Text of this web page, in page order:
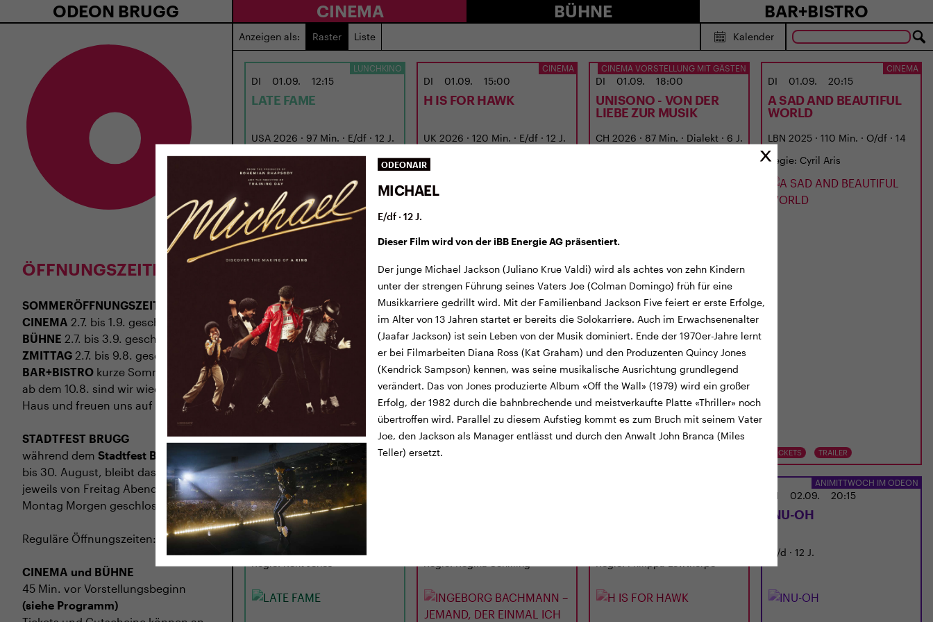
ODEON BRUGG CINEMA BÜHNE BAR+BISTRO
ÖFFNUNGSZEITEN
SOMMERÖFFNUNGSZEITEN
CINEMA 2.7. bis 1.9. geschlossen
BÜHNE 2.7. bis 3.9. geschlossen
ZMITTAG 2.7. bis 9.8. geschlossen
BAR+BISTRO kurze Sommerpause,
ab dem 10.8. sind wir wieder im
Haus und freuen uns auf euch <3
STADTFEST BRUGG
während dem Stadtfest Brugg, 20.
bis 30. August, bleibt das Haus
jeweils von Freitag Abend bis
Montag Morgen geschlossen
Reguläre Öffnungszeiten:
CINEMA und BÜHNE
45 Min. vor Vorstellungsbeginn
(siehe Programm)
Anzeigen als: Raster Liste Kalender
LUNCHKINO
DI 01.09. 12:15
LATE FAME
USA 2026 · 97 Min. · E/df · 12 J.
TICKETS TRAILER
CINEMA
DI 01.09. 15:00
H IS FOR HAWK
UK 2026 · 120 Min. · E/df · 12 J.
TICKETS
CINEMA VORSTELLUNG MIT GÄSTEN
DI 01.09. 18:00
UNISONO - VON DER
LIEBE ZUR MUSIK
CH 2026 · 87 Min. · Dialekt · 6 J.
CINEMA
DI 01.09. 20:15
A SAD AND BEAUTIFUL
WORLD
LBN 2025 · 110 Min. · O/df · 14
J.
Regie: Cyril Aris
TICKETS TRAILER
LUNCHKINO
02.09. 12:15
LATE FAME
USA 2026 · 97 Min. · E/df · 12 J.
Regie: Kent Jones
Regie: Regina Schilling
Regie: Philippa Lowthorpe
ANIMITTWOCH IM ODEON
MI 02.09. 20:15
INU-OH
JP/d · 12 J.
ODEONAIR
MICHAEL
E/df · 12 J.
Dieser Film wird von der iBB Energie AG präsentiert.
Der junge Michael Jackson (Juliano Krue Valdi) wird als achtes von zehn Kindern
unter der strengen Führung seines Vaters Joe (Colman Domingo) früh für eine
Musikkarriere gedrillt wird. Mit der Familienband Jackson Five feiert er erste Erfolge,
im Alter von 13 Jahren startet er bereits die Solokarriere. Auch im Erwachsenenalter
(Jaafar Jackson) ist sein Leben von der Musik dominiert. Ende der 1970er-Jahre lernt
er bei Filmarbeiten Diana Ross (Kat Graham) und den Produzenten Quincy Jones
(Kendrick Sampson) kennen, was seine musikalische Ausrichtung grundlegend
verändert. Das von Jones produzierte Album «Off the Wall» (1979) wird ein großer
Erfolg, der 1982 durch die bahnbrechende und meistverkaufte Platte «Thriller» noch
übertroffen wird. Parallel zu diesem Aufstieg kommt es zum Bruch mit seinem Vater
Joe, den Jackson als Manager entlässt und durch den Anwalt John Branca (Miles
Teller) ersetzt.